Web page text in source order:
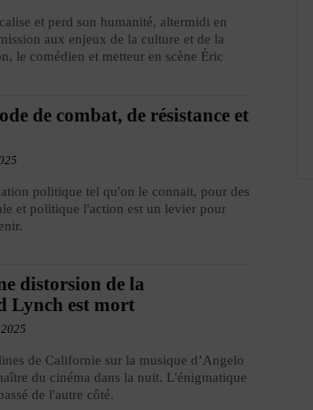
et perd son humanité, altermidi en
aux enjeux de la culture et de la
le comédien et metteur en scène Éric
de combat, de résistance et
politique tel qu'on le connait, pour des
et politique l'action est un levier pour
distorsion de la
Lynch est mort
de Californie sur la musique d’Angelo
du cinéma dans la nuit. L'énigmatique
de l'autre côté.